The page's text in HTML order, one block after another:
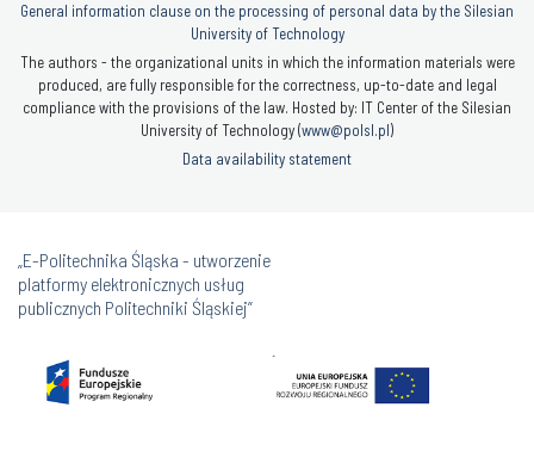
General information clause on the processing of personal data by the Silesian
University of Technology
The authors - the organizational units in which the information materials were
produced, are fully responsible for the correctness, up-to-date and legal
compliance with the provisions of the law. Hosted by: IT Center of the Silesian
University of Technology (www@polsl.pl)
Data availability statement
„E-Politechnika Śląska - utworzenie
platformy elektronicznych usług
publicznych Politechniki Śląskiej”